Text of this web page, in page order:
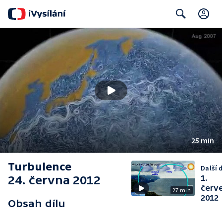
25 min
Turbulence
24. června 2012
Obsah dílu
27 min
Další
1.
2012